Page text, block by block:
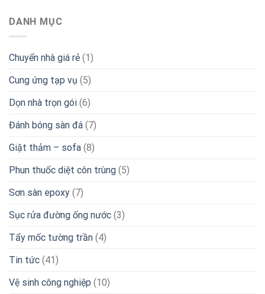
DANH MỤC
Chuyển nhà giá rẻ (1)
Cung ứng tạp vụ (5)
Dọn nhà trọn gói (6)
Đánh bóng sàn đá (7)
Giặt thảm – sofa (8)
Phun thuốc diệt côn trùng (5)
Sơn sàn epoxy (7)
Sục rửa đường ống nước (3)
Tẩy mốc tường trần (4)
Tin tức (41)
Vệ sinh công nghiệp (10)